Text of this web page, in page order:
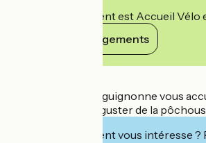
Cet établissement est Accueil
Voir ses engagements
L'hostellerie bourguignonne vous
privilégié pour déguster de la
Cet établissement vous intéresse